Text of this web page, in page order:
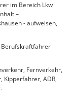
im Bereich Lkw
–
- aufweisen,
Berufskraftfahrer
Fernverkehr,
Kipperfahrer, ADR,